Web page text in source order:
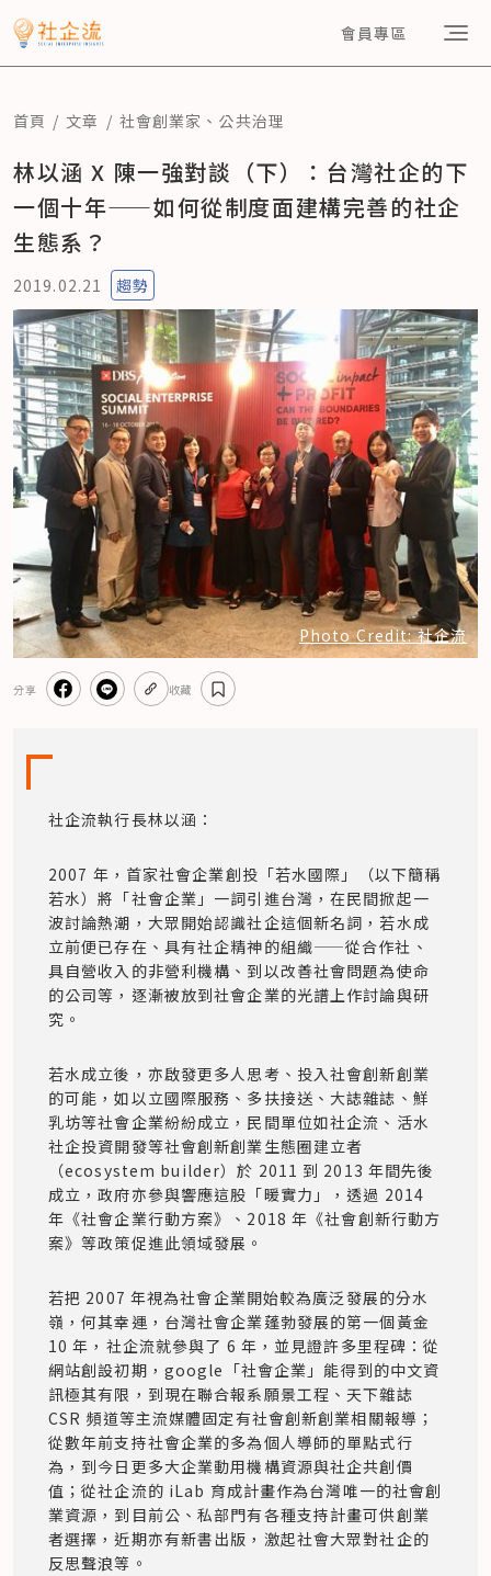
會員專區
首頁 文章 社會創業家 、 公共治理
林以涵 X 陳一強對談（下）：台灣社企的下
一個十年——如何從制度面建構完善的社企
生態系？
2019.02.21 趨勢
Photo Credit: 社企流
分享 收藏
社企流執行長林以涵：
2007 年，首家社會企業創投「若水國際」（以下簡稱
若水）將「社會企業」一詞引進台灣，在民間掀起一
波討論熱潮，大眾開始認識社企這個新名詞，若水成
立前便已存在、具有社企精神的組織——從合作社、
具自營收入的非營利機構、到以改善社會問題為使命
的公司等，逐漸被放到社會企業的光譜上作討論與研
究。
若水成立後，亦啟發更多人思考、投入社會創新創業
的可能，如以立國際服務、多扶接送、大誌雜誌、鮮
乳坊等社會企業紛紛成立，民間單位如社企流、活水
社企投資開發等社會創新創業生態圈建立者
（ecosystem builder）於 2011 到 2013 年間先後
成立，政府亦參與響應這股「暖實力」，透過 2014
年《社會企業行動方案》、2018 年《社會創新行動方
案》等政策促進此領域發展。
若把 2007 年視為社會企業開始較為廣泛發展的分水
嶺，何其幸運，台灣社會企業蓬勃發展的第一個黃金
10 年，社企流就參與了 6 年，並見證許多里程碑：從
網站創設初期，google「社會企業」能得到的中文資
訊極其有限，到現在聯合報系願景工程、天下雜誌
CSR 頻道等主流媒體固定有社會創新創業相關報導；
從數年前支持社會企業的多為個人導師的單點式行
為，到今日更多大企業動用機構資源與社企共創價
值；從社企流的 iLab 育成計畫作為台灣唯一的社會創
業資源，到目前公、私部門有各種支持計畫可供創業
者選擇，近期亦有新書出版，激起社會大眾對社企的
反思聲浪等。